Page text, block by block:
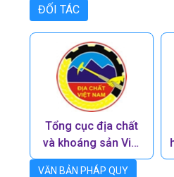
ĐỐI TÁC
Tổng cục địa chất
và khoáng sản Việt
Nam
VĂN BẢN PHÁP QUY